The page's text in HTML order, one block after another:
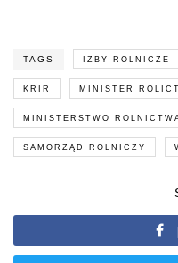
TAGS IZBY ROLNICZE
KRIR MINISTER
MINISTERSTWO
SAMORZĄD ROLNICZY